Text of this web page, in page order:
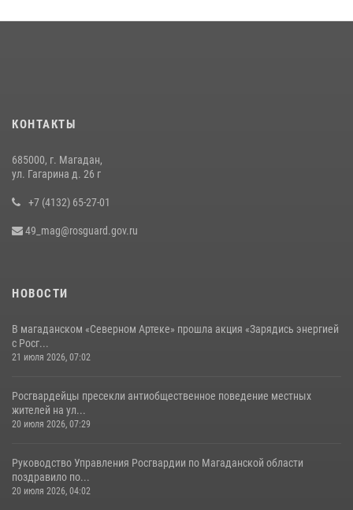
13 июля 2026, 07:31
КОНТАКТЫ
685000, г. Магадан,
ул. Гагарина д. 26 г
+7 (4132) 65-27-01
49_mag@rosguard.gov.ru
НОВОСТИ
В магаданском «Северном Артеке» прошла акция «Зарядись энергией
с Росг...
21 июля 2026, 07:02
Росгвардейцы пресекли антиобщественное поведение местных
жителей на ул...
20 июля 2026, 07:29
Руководство Управления Росгвардии по Магаданской области
поздравило по...
20 июля 2026, 04:02